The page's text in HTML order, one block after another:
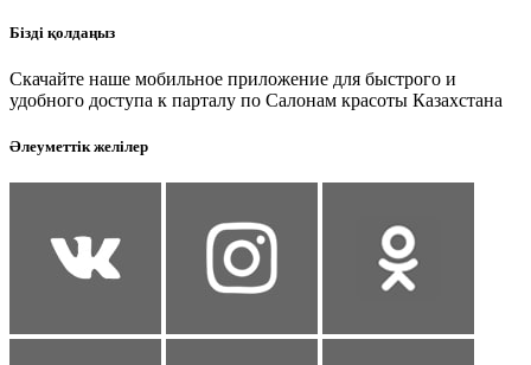
Бізді қолдаңыз
Скачайте наше мобильное приложение для быстрого и
удобного доступа к парталу по Салонам красоты Казахстана
Әлеуметтік желілер